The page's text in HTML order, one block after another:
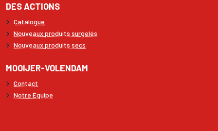
DES ACTIONS
Catalogue
Nouveaux produits surgelés
Nouveaux produits secs
MOOIJER-VOLENDAM
Contact
Notre Équipe